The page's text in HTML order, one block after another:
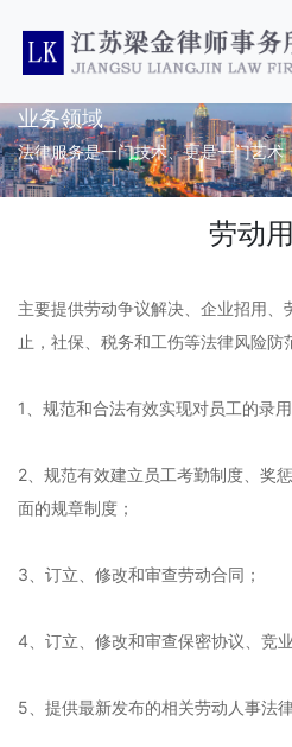
业务领域
法律服务是一门技术、更是一门艺术
劳动
主要提供劳动争议解决、企业招用、
止，社保、税务和工伤等法律风险防
1、规范和合法有效实现对员工的录用
2、规范有效建立员工考勤制度、奖
面的规章制度；
3、订立、修改和审查劳动合同；
4、订立、修改和审查保密协议、竞
5、提供最新发布的相关劳动人事法